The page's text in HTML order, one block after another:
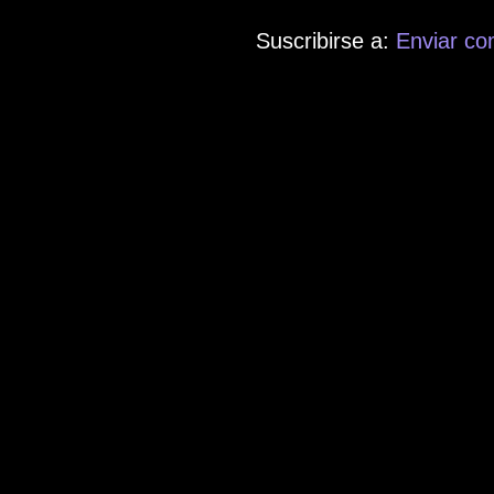
Suscribirse a: Enviar